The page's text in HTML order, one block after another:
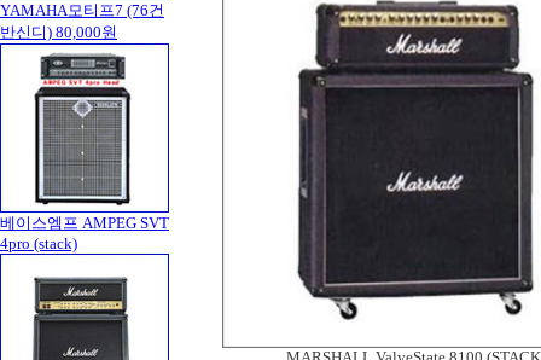
YAMAHA모티프7 (76건
반신디) 80,000원
베이스엠프 AMPEG SVT
4pro (stack)